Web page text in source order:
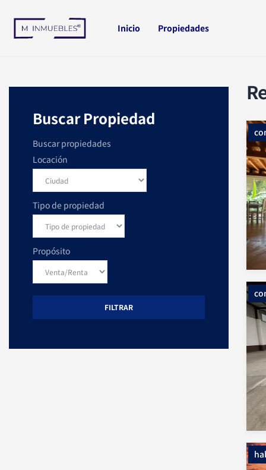
contenido
Inicio Propiedades
Buscar Propiedad
Buscar propiedades
Locación
Tipo de propiedad
Propósito
FILTRAR